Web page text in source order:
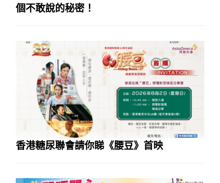
個不敢說的秘密！
香港糖尿聯會請你睇《腰豆》首映